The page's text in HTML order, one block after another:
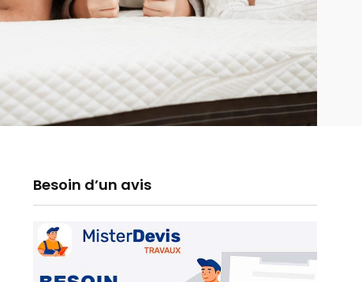
Besoin d’un avis